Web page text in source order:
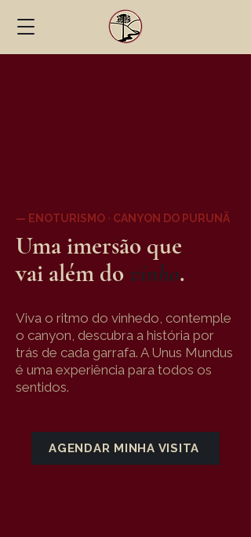
— ENOTURISMO · CANYON DO PURUNÃ
Uma imersão que
vai além do vinho.
Viva o ritmo do vinhedo, contemple
o canyon, descubra a história por
trás de cada garrafa. A Unus Mundus
é uma experiência para todos os
sentidos.
AGENDAR MINHA VISITA